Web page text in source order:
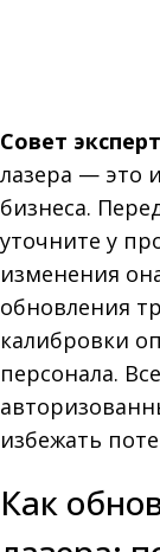
Совет
лазера — это
бизнеса.
уточните у
изменения
обновления
калибровки
персонала.
избежать
Как